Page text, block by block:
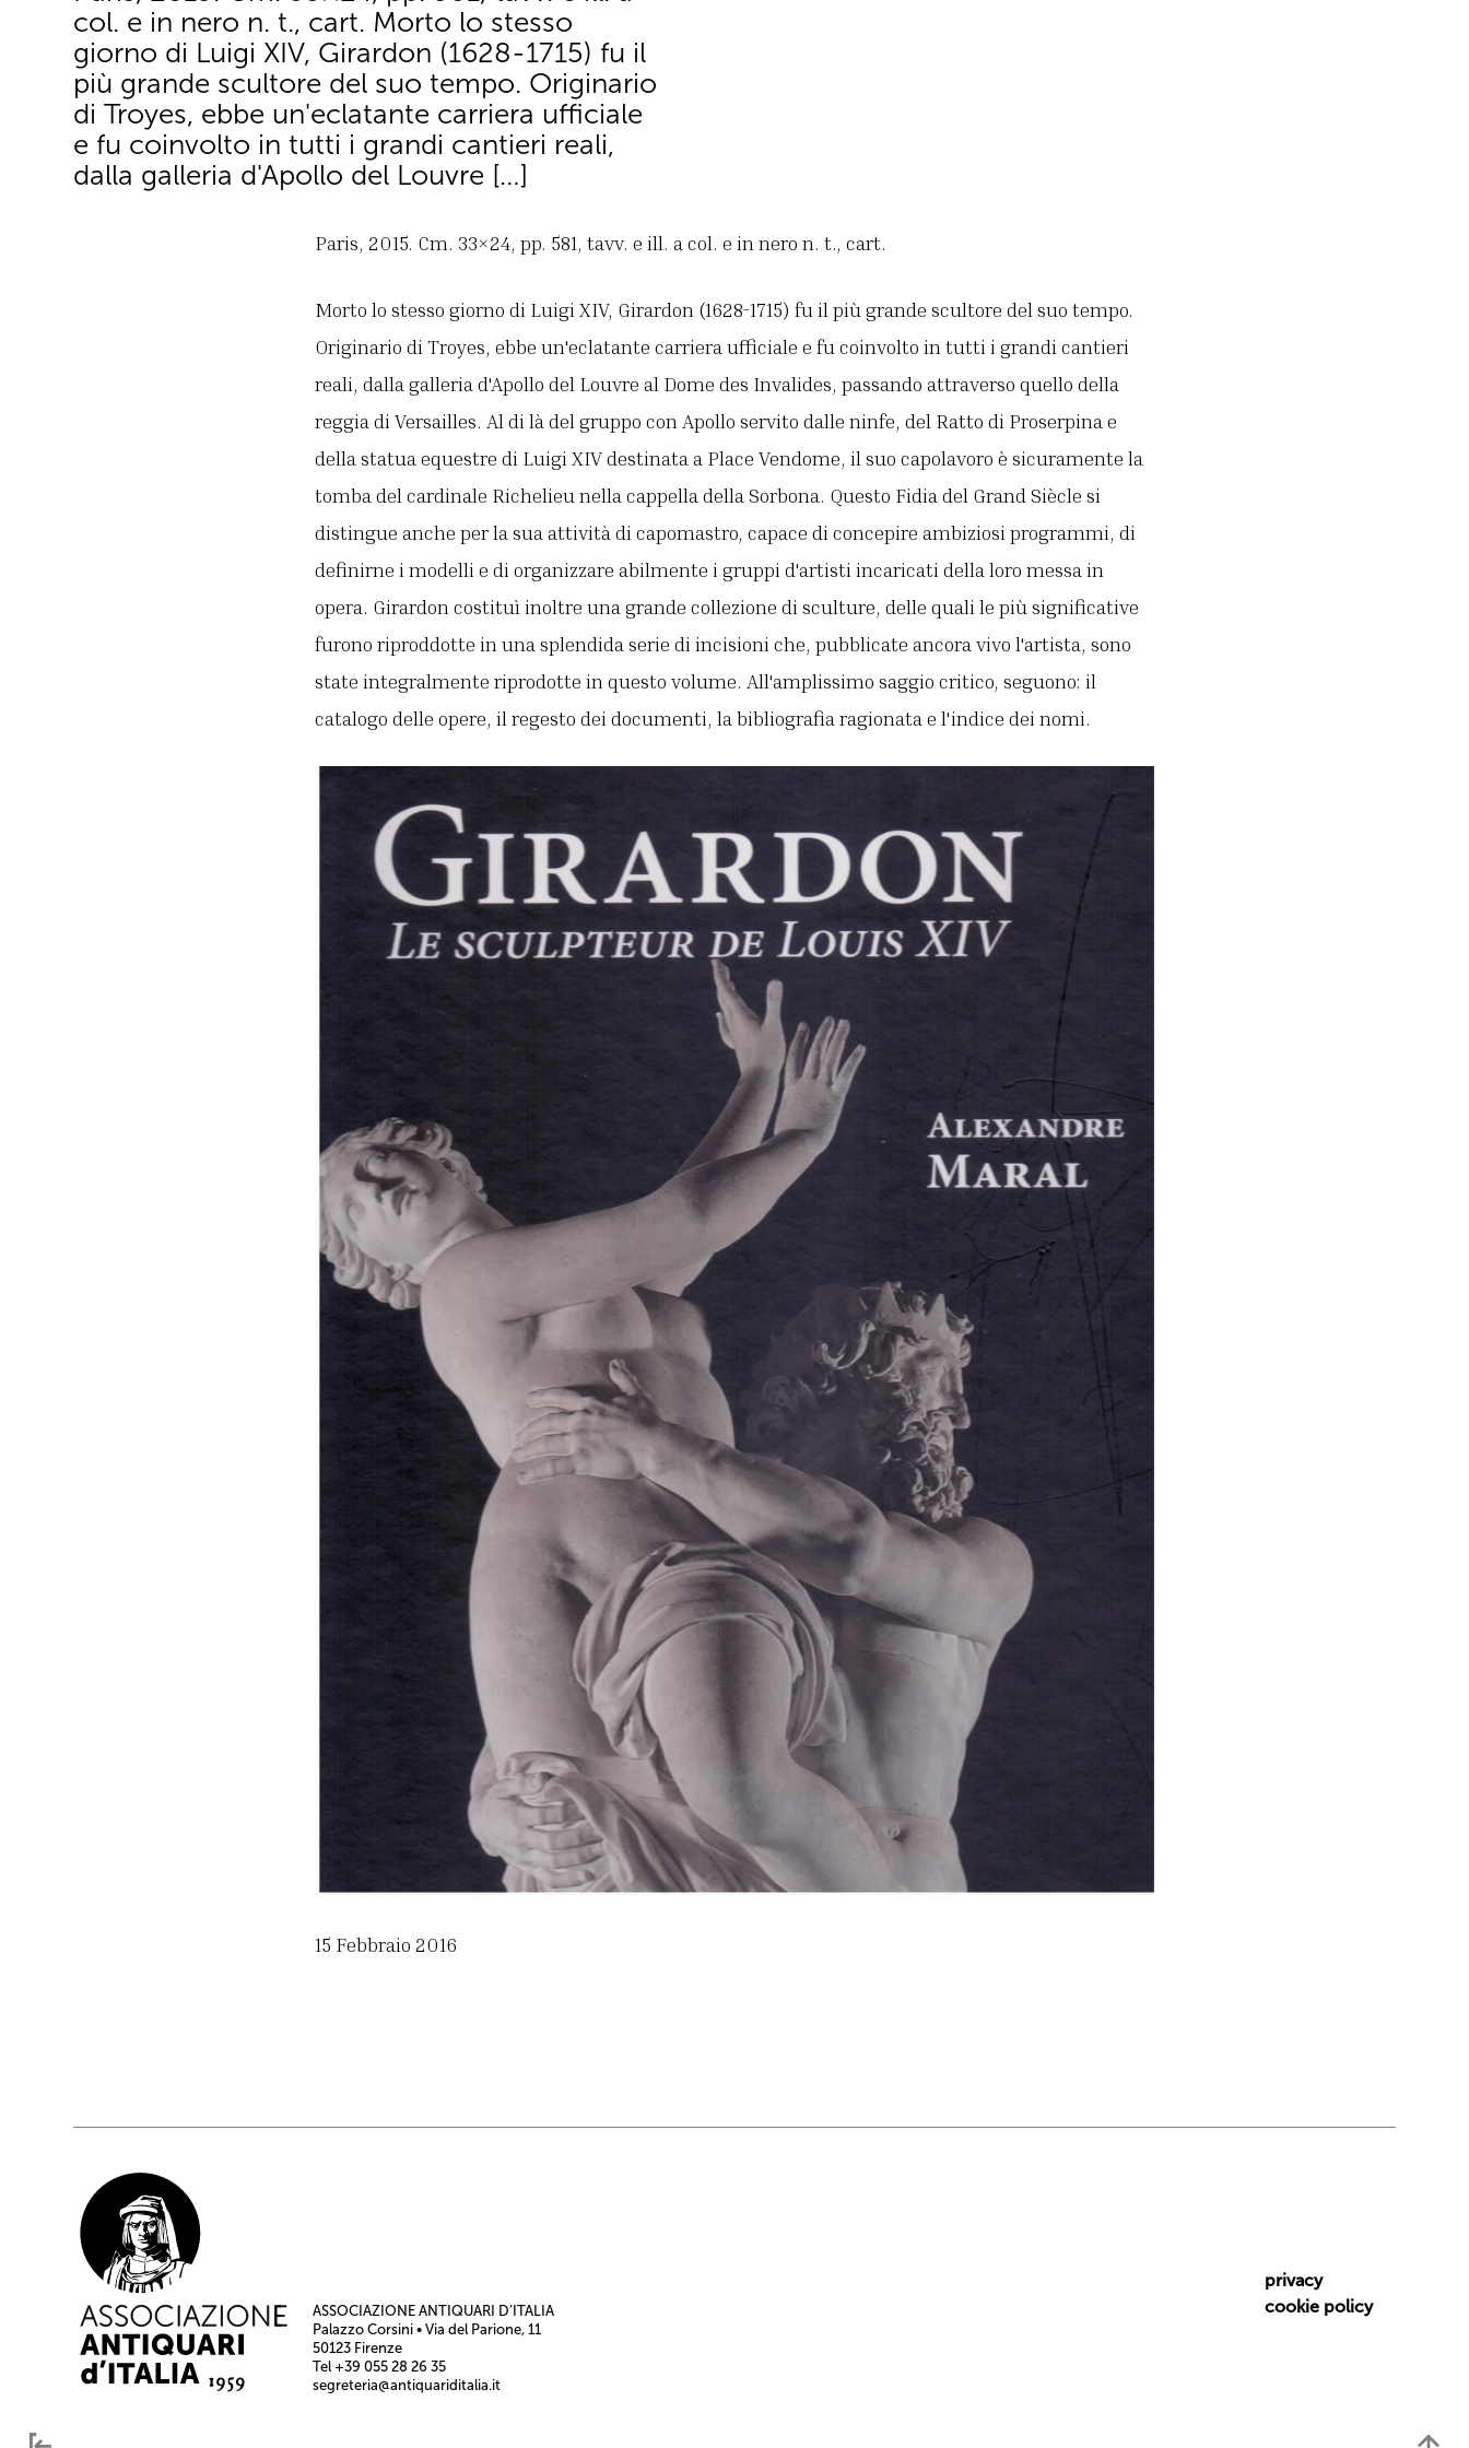
col. e in nero n. t., cart. Morto lo stesso
giorno di Luigi XIV, Girardon (1628-1715) fu il
più grande scultore del suo tempo. Originario
di Troyes, ebbe un'eclatante carriera ufficiale
e fu coinvolto in tutti i grandi cantieri reali,
dalla galleria d'Apollo del Louvre […]
Paris, 2015. Cm. 33×24, pp. 581, tavv. e ill. a col. e in nero n. t., cart.
Morto lo stesso giorno di Luigi XIV, Girardon (1628-1715) fu il più grande scultore del suo tempo.
Originario di Troyes, ebbe un'eclatante carriera ufficiale e fu coinvolto in tutti i grandi cantieri
reali, dalla galleria d'Apollo del Louvre al Dome des Invalides, passando attraverso quello della
reggia di Versailles. Al di là del gruppo con Apollo servito dalle ninfe, del Ratto di Proserpina e
della statua equestre di Luigi XIV destinata a Place Vendome, il suo capolavoro è sicuramente la
tomba del cardinale Richelieu nella cappella della Sorbona. Questo Fidia del Grand Siècle si
distingue anche per la sua attività di capomastro, capace di concepire ambiziosi programmi, di
definirne i modelli e di organizzare abilmente i gruppi d'artisti incaricati della loro messa in
opera. Girardon costituì inoltre una grande collezione di sculture, delle quali le più significative
furono riproddotte in una splendida serie di incisioni che, pubblicate ancora vivo l'artista, sono
state integralmente riprodotte in questo volume. All'amplissimo saggio critico, seguono: il
catalogo delle opere, il regesto dei documenti, la bibliografia ragionata e l'indice dei nomi.
15 Febbraio 2016
ASSOCIAZIONE ANTIQUARI D’ITALIA
Palazzo Corsini • Via del Parione, 11
50123 Firenze
Tel +39 055 28 26 35
segreteria@antiquariditalia.it
privacy
cookie policy